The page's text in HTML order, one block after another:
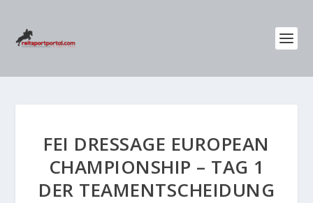
FEI DRESSAGE EUROPEAN
CHAMPIONSHIP – TAG 1
DER TEAMENTSCHEIDUNG